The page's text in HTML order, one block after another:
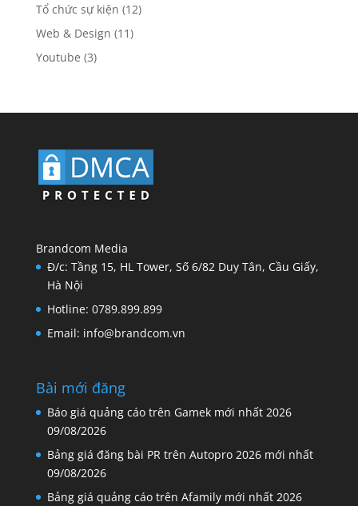
Tổ chức sự kiện (12)
Web & Design (11)
Youtube (3)
Brandcom Media
Đ/c: Tầng 15, HL Tower, Số 6/82 Duy Tân, Cầu Giấy,
Hà Nội
Hotline: 0789.899.899
Email: info@brandcom.vn
Bài mới đăng
Báo giá quảng cáo trên Gamek mới nhất 2026
09/08/2026
Bảng giá đăng bài PR trên Autopro 2026 mới nhất
09/08/2026
Bảng giá quảng cáo trên Afamily mới nhất 2026